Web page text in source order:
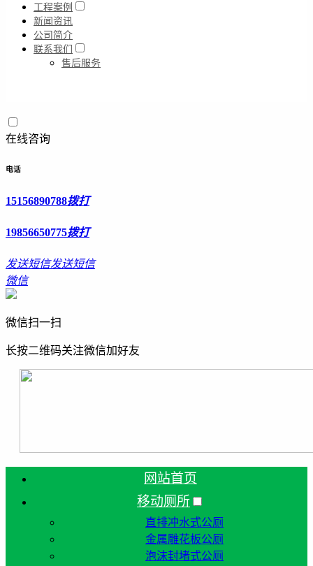
工程案例
新闻资讯
公司简介
联系我们
售后服务
在线咨询
电话
15156890788拨打
19856650775拨打
发送短信发送短信
微信
微信扫一扫
长按二维码关注微信加好友
网站首页
移动厕所
直排冲水式公厕
金属雕花板公厕
泡沫封堵式公厕